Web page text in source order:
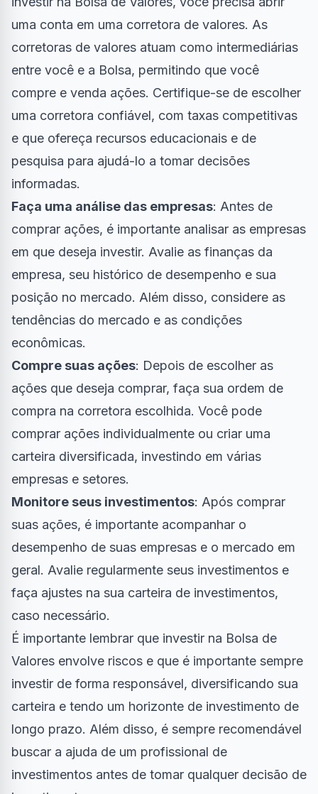
uma conta em uma corretora de valores. As
corretoras de valores atuam como intermediárias
entre você e a Bolsa, permitindo que você
compre e venda ações. Certifique-se de escolher
uma corretora confiável, com taxas competitivas
e que ofereça recursos educacionais e de
pesquisa para ajudá-lo a tomar decisões
informadas.
Faça uma análise das empresas: Antes de
comprar ações, é importante analisar as empresas
em que deseja investir. Avalie as finanças da
empresa, seu histórico de desempenho e sua
posição no mercado. Além disso, considere as
tendências do mercado e as condições
econômicas.
Compre suas ações: Depois de escolher as
ações que deseja comprar, faça sua ordem de
compra na corretora escolhida. Você pode
comprar ações individualmente ou criar uma
carteira diversificada, investindo em várias
empresas e setores.
Monitore seus investimentos: Após comprar
suas ações, é importante acompanhar o
desempenho de suas empresas e o mercado em
geral. Avalie regularmente seus investimentos e
faça ajustes na sua carteira de investimentos,
caso necessário.
É importante lembrar que investir na Bolsa de
Valores envolve riscos e que é importante sempre
investir de forma responsável, diversificando sua
carteira e tendo um horizonte de investimento de
longo prazo. Além disso, é sempre recomendável
buscar a ajuda de um profissional de
investimentos antes de tomar qualquer decisão de